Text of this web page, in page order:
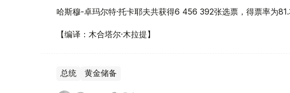
哈斯穆-卓玛尔特·托卡耶夫共获得6 456 392张选票，得票率为
【编译：木合塔尔·木拉提】
总统 黄金储备